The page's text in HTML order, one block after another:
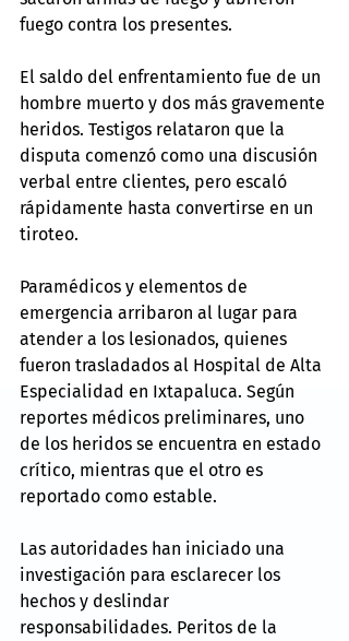
fuego contra los presentes.
El saldo del enfrentamiento fue de un
hombre muerto y dos más gravemente
heridos. Testigos relataron que la
disputa comenzó como una discusión
verbal entre clientes, pero escaló
rápidamente hasta convertirse en un
tiroteo.
Paramédicos y elementos de
emergencia arribaron al lugar para
atender a los lesionados, quienes
fueron trasladados al Hospital de Alta
Especialidad en Ixtapaluca. Según
reportes médicos preliminares, uno
de los heridos se encuentra en estado
crítico, mientras que el otro es
reportado como estable.
Las autoridades han iniciado una
investigación para esclarecer los
hechos y deslindar
responsabilidades. Peritos de la